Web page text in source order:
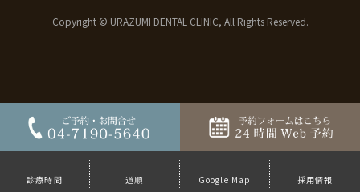
Copyright © URAZUMI DENTAL CLINIC, All Rights Reserved.
診療時間 道順 Google Map 採用情報